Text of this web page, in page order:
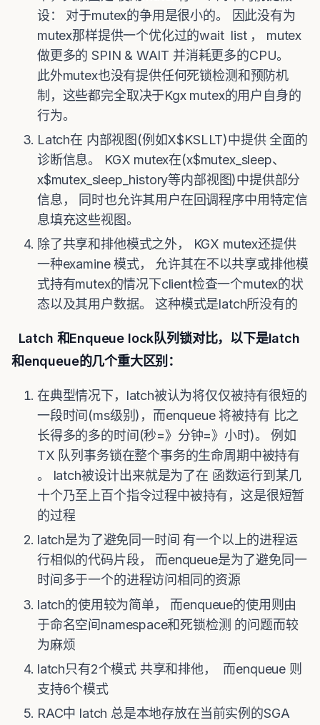
设： 对于mutex的争用是很小的。 因此没有为
mutex那样提供一个优化过的wait list ， mutex
做更多的 SPIN & WAIT 并消耗更多的CPU。
此外mutex也没有提供任何死锁检测和预防机
制，这些都完全取决于Kgx mutex的用户自身的
行为。
Latch在 内部视图(例如X$KSLLT)中提供 全面的
诊断信息。 KGX mutex在(x$mutex_sleep、
x$mutex_sleep_history等内部视图)中提供部分
信息， 同时也允许其用户在回调程序中用特定信
息填充这些视图。
除了共享和排他模式之外， KGX mutex还提供
一种examine 模式， 允许其在不以共享或排他模
式持有mutex的情况下client检查一个mutex的状
态以及其用户数据。 这种模式是latch所没有的
Latch 和Enqueue lock队列锁对比，以下是latch
和enqueue的几个重大区别：
在典型情况下，latch被认为将仅仅被持有很短的
一段时间(ms级别)，而enqueue 将被持有 比之
长得多的多的时间(秒=》分钟=》小时)。 例如
TX 队列事务锁在整个事务的生命周期中被持有
。 latch被设计出来就是为了在 函数运行到某几
十个乃至上百个指令过程中被持有，这是很短暂
的过程
latch是为了避免同一时间 有一个以上的进程运
行相似的代码片段， 而enqueue是为了避免同一
时间多于一个的进程访问相同的资源
latch的使用较为简单， 而enqueue的使用则由
于命名空间namespace和死锁检测 的问题而较
为麻烦
latch只有2个模式 共享和排他， 而enqueue 则
支持6个模式
RAC中 latch 总是本地存放在当前实例的SGA